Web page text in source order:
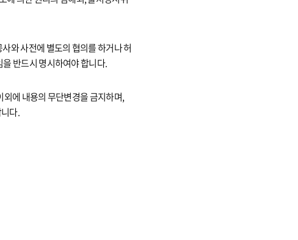
와 사전에 별도의 협의를 하거나 허
반드시 명시하여야 합니다.
외에 내용의 무단변경을 금지하며,
다.